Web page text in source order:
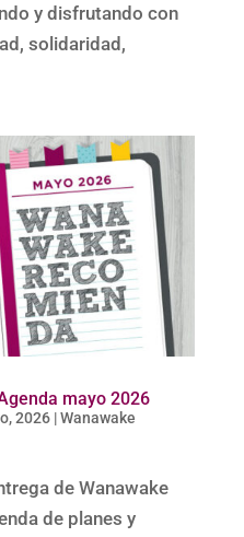
y disfrutando con
solidaridad,
mayo 2026
2026|Wanawake
de Wanawake
de planes y